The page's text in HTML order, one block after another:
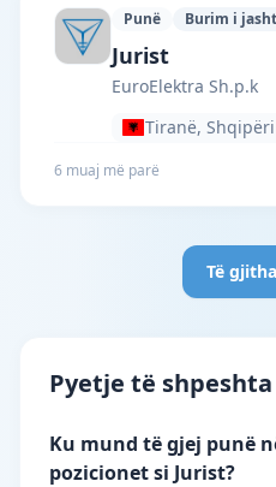
Punë Burim i
EuroElektra
Jurist
EuroElektra Sh.p.k
Tiranë, Shqipëri
6 muaj më parë
Të
Pyetje të shpeshta
Ku mund të gjej punë
pozicionet si Jurist?